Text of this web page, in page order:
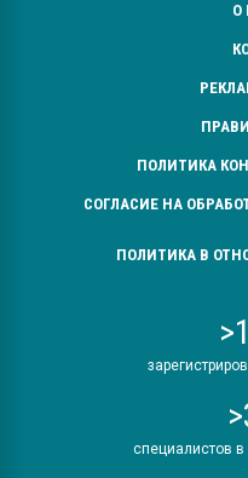
О
ПОЛИТИКА
СОГЛАСИЕ НА
ПОЛИТИКА В
специалистов